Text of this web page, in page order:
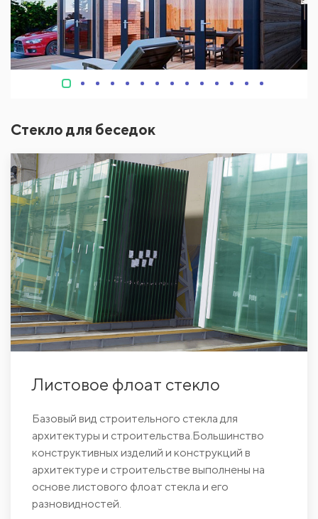
Стекло для беседок
Листовое флоат стекло
Базовый вид строительного стекла для
архитектуры и строительства.Большинство
конструктивных изделий и конструкций в
архитектуре и строительстве выполнены на
основе листового флоат стекла и его
разновидностей.